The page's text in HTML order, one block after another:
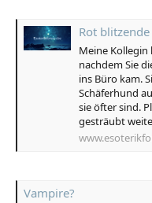
Rot
Meine Kollegin
nachdem Sie
ins Büro kam.
Schäferhund
sie öfter sind.
gesträubt
Vampire?